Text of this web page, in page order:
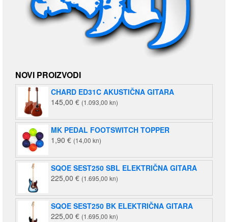
NOVI PROIZVODI
CHARD ED31C AKUSTIČNA GITARA
145,00 € (1.093,00 kn)
MK PEDAL FOOTSWITCH TOPPER
1,90 € (14,00 kn)
SQOE SEST250 SBL ELEKTRIČNA GITARA
225,00 € (1.695,00 kn)
SQOE SEST250 BK ELEKTRIČNA GITARA
225,00 € (1.695,00 kn)